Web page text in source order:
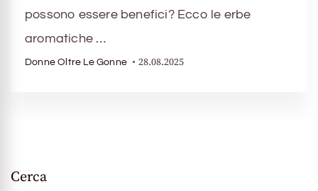
possono essere benefici? Ecco le erbe
aromatiche …
Donne Oltre Le Gonne 28.08.2025
Cerca